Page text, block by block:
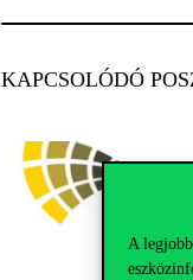
A
KAPCSOLÓDÓ